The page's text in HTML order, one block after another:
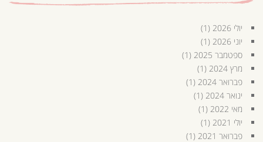
יולי 2026
(1)
יוני 2026
(1)
ספטמבר 2025
(1)
מרץ 2024
(1)
פברואר 2024
(1)
ינואר 2024
(1)
מאי 2022
(1)
יולי 2021
(1)
פברואר 2021
(1)